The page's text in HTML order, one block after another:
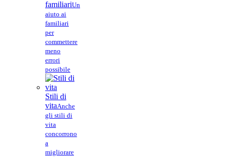
familiariUn
aiuto ai
familiari
per
commettere
meno
errori
possibile
Stili di
vitaAnche
gli stili di
vita
concorrono
a
migliorare